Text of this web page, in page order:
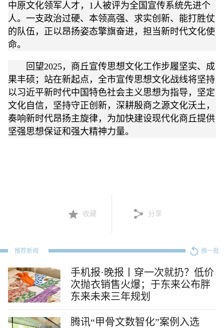
中原文化领军人才，1人被评为全国宣传系统先进个
人。一支政治过硬、本领高强、求实创新、能打胜仗
的队伍，正以昂扬姿态擎旗奋进，担当新时代文化使
命。
回望2025，商丘宣传思想文化工作步履坚实、成
果丰硕；站在新起点，全市宣传思想文化战线将坚持
以习近平新时代中国特色社会主义思想为指导，坚定
文化自信，坚持守正创新，深耕殷商之源文化沃土，
奏响新时代昂扬主旋律，为加快建设现代化商丘提供
坚强思想保证和强大精神力量。
收藏 分享
推荐新闻 换一批
手机报·晚报丨穿一次就扔？低价
次抛衣销售火爆；于东来公布胖
东来未来三年规划
腾讯“甲骨文数智化”案例入选